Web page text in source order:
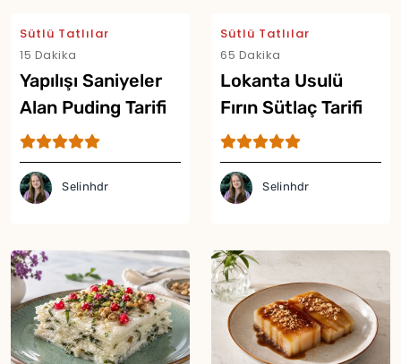
Sütlü Tatlılar
15 Dakika
Yapılışı Saniyeler
Alan Puding Tarifi
Selinhdr
Sütlü Tatlılar
65 Dakika
Lokanta Usulü
Fırın Sütlaç Tarifi
Selinhdr